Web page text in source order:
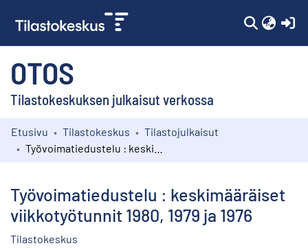
OTOS
Tilastokeskuksen julkaisut verkossa
Kokoelmat
Etusivu Tilastokeskus
Tilastojulkaisut
Työvoimatiedustelu : keskimääräiset
viikkotyötunnit 1980, 1979 ja 1976
Tilastokeskus